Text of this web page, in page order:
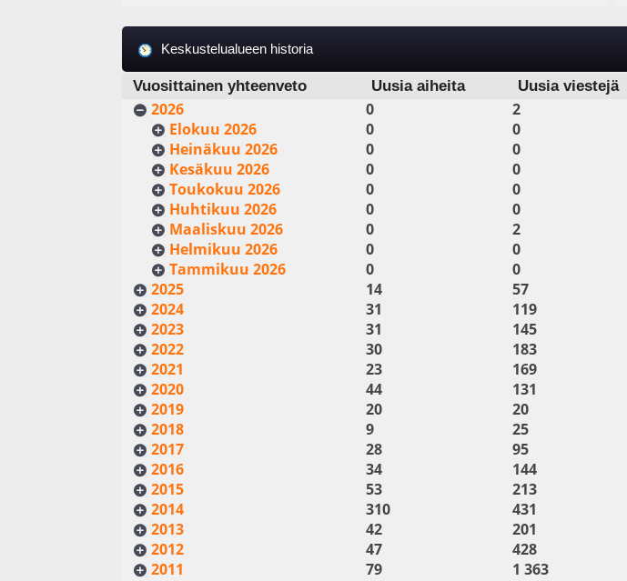
Keskustelualueen historia
Vuosittainen yhteenveto Uusia aiheita Uusia viestejä
2026 0 2
Elokuu 2026
0 0
Heinäkuu 2026
0 0
Kesäkuu 2026
0 0
Toukokuu 2026
0 0
Huhtikuu 2026
0 0
Maaliskuu 2026
0 2
Helmikuu 2026
0 0
Tammikuu 2026
0 0
2025
14 57
2024
31 119
2023
31 145
2022
30 183
2021
23 169
2020
44 131
2019
20 20
2018
9 25
2017
28 95
2016
34 144
2015
53 213
2014
310 431
2013
42 201
2012
47 428
2011
79 1 363